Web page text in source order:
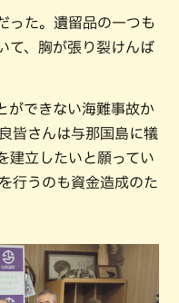
った。遺留品の一つも
て、胸が張り裂けんば
ができない海難事故か
皆さんは与那国島に犠
建立したいと願ってい
行うのも資金造成のた